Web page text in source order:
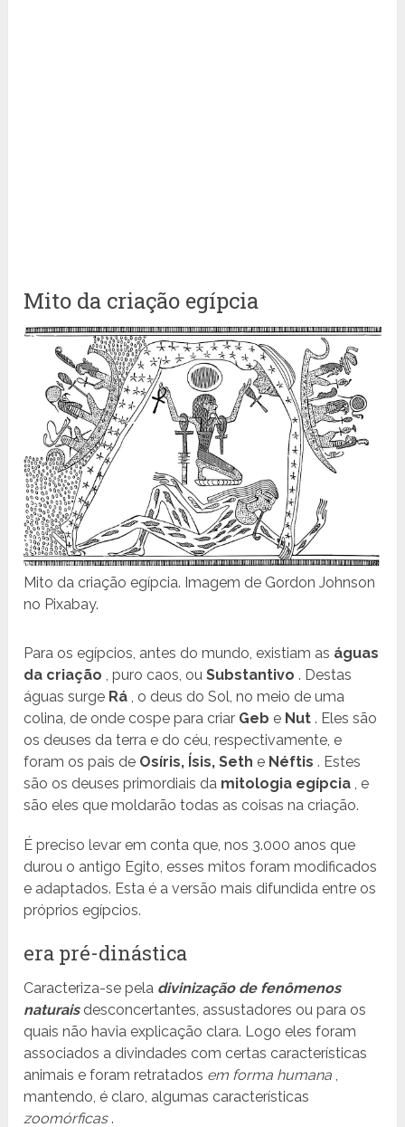
Mito da criação egípcia
Mito da criação egípcia. Imagem de Gordon Johnson
no Pixabay.
Para os egípcios, antes do mundo, existiam as águas
da criação , puro caos, ouSubstantivo . Destas
águas surge Rá , o deus do Sol, no meio de uma
colina, de onde cospe para criar Geb e Nut . Eles são
os deuses da terra e do céu, respectivamente, e
foram os pais de Osíris, Ísis, Seth e Néftis . Estes
são os deuses primordiais da mitologia egípcia , e
são eles que moldarão todas as coisas na criação.
É preciso levar em conta que, nos 3.000 anos que
durou o antigo Egito, esses mitos foram modificados
e adaptados. Esta é a versão mais difundida entre os
próprios egípcios.
era pré-dinástica
Caracteriza-se pela divinização de fenômenos
naturaisdesconcertantes, assustadores ou para os
quais não havia explicação clara. Logo eles foram
associados a divindades com certas características
animais e foram retratados em forma humana ,
mantendo, é claro, algumas características
zoomórficas.